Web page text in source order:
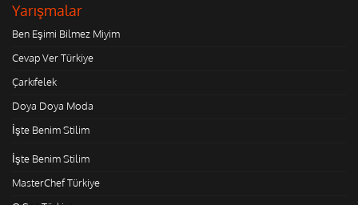
Yarışmalar
Ben Eşimi Bilmez Miyim
Cevap Ver Türkiye
Çarkıfelek
Doya Doya Moda
İşte Benim Stilim
İşte Benim Stilim
MasterChef Türkiye